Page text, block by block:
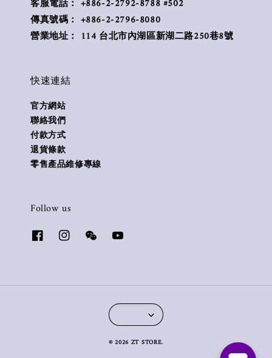
客服電話： +886-2-2792-8788 #502
傳真號碼： +886-2-2796-8080
營業地址： 114 台北市內湖區新湖二路250巷8號
快速連結
官方網站
聯絡我們
付款方式
退貨條款
零售產品維修專線
Follow us
© 2026 ZT STORE.